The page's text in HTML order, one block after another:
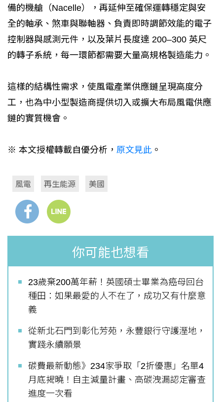
備的機艙（Nacelle），再延伸至確保運轉穩定與安
全的軸承、煞車與聯軸器、負責即時調節效能的電子
控制器與感測元件，以及葉片長度達 200–300 英尺
的轉子系統，每一環節都需要大量高規格製造能力。
這樣的結構性需求，使風電產業供應鏈呈現高度分
工，也為中小型製造商提供切入或擴大布局風電供應
鏈的實質機會。
※ 本文授權轉載自優分析， 原文見此 。
風電 再生能源 美國
你可能也想看
23歲棄200萬年薪！英國碩士畢業為癌母回台
種田：如果最愛的人不在了，成功又有什麼意
義
從新北石門到彰化芳苑，永豐銀行守護溼地，
實踐永續願景
碳費最新動態》234家爭取「2折優惠」名單4
月底揭曉！自主減量計畫、高碳洩漏認定審查
進度一次看